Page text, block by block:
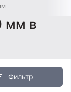
мм в
Фильтр